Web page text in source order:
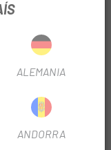
de cambio
de 17 mm (1
ALEMANIA
ANDORRA